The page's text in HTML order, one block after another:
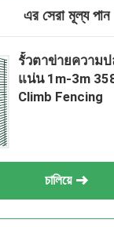
এর সেরা মূল্য পান
รั้วตาข่ายความ
แน่น 1m-3m
Climb Fencing
চালিয়ে